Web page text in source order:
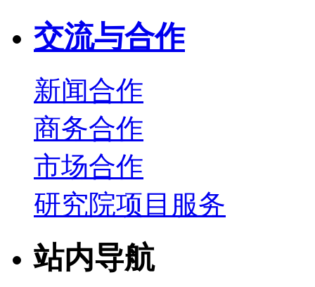
交流与合作
新闻合作
商务合作
市场合作
研究院项目服务
站内导航